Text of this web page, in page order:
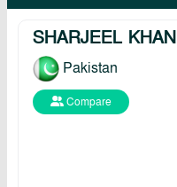
SHARJEEL KHAN
Pakistan
Compare